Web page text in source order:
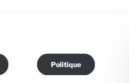
Politique